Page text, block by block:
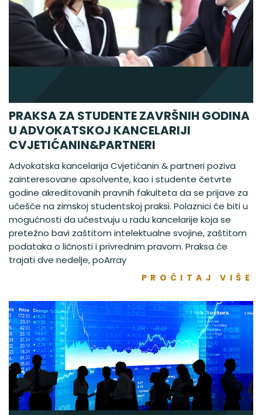
PRAKSA ZA STUDENTE ZAVRŠNIH GODINA
U ADVOKATSKOJ KANCELARIJI
CVJETIĆANIN&PARTNERI
Advokatska kancelarija Cvjetićanin & partneri poziva
zainteresovane apsolvente, kao i studente četvrte
godine akreditovanih pravnih fakulteta da se prijave za
učešće na zimskoj studentskoj praksi. Polaznici će biti u
mogućnosti da učestvuju u radu kancelarije koja se
pretežno bavi zaštitom intelektualne svojine, zaštitom
podataka o ličnosti i privrednim pravom. Praksa će
trajati dve nedelje, poArray
PROČITAJ VIŠE